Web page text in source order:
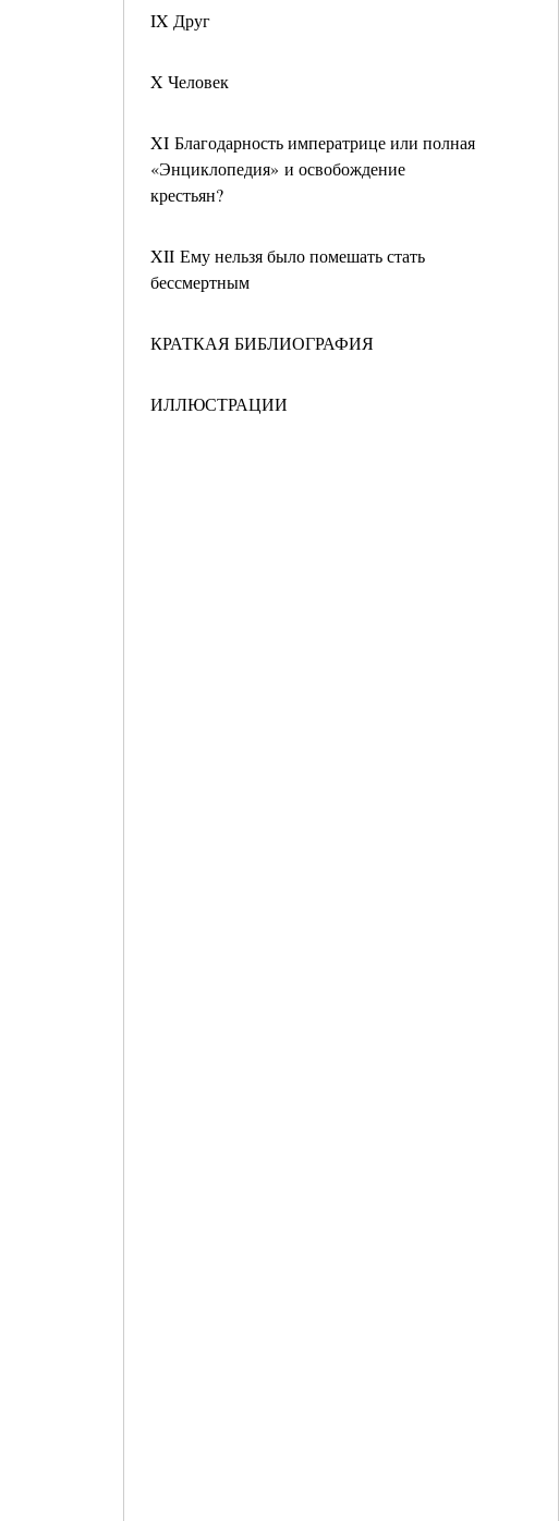
IX Друг
X Человек
XI Благодарность императрице или полная
«Энциклопедия» и освобождение
крестьян?
XII Ему нельзя было помешать стать
бессмертным
КРАТКАЯ БИБЛИОГРАФИЯ
ИЛЛЮСТРАЦИИ